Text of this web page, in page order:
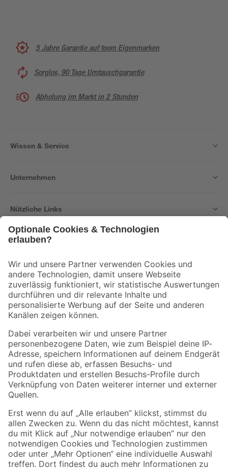
5 Jahre Garantie auf toom Eigenmarken
Sorglos, 90 Tage Umtauschgarantie
Abholung im Markt in 2 Stunden
Wissen & Service
Unternehmen
Nützliche Links
Der toom Newsletter: Keine Angebote und Aktionen mehr verpassen!
Zur Newsletter Anmeldung
Folge uns
Zahlungsarten Versandarten
Sicher einkaufen
Jetzt die toom-App herunterladen